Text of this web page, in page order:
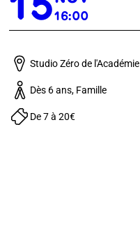
16:00
Studio Zéro de
Dès 6 ans, Famille
De 7 à 20€